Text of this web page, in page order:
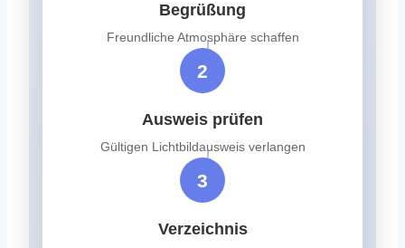
Begrüßung
Freundliche Atmosphäre schaffen
2
Ausweis prüfen
Gültigen Lichtbildausweis verlangen
3
Verzeichnis